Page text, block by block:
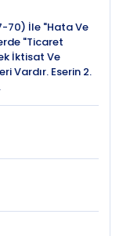
70) İle "Hata Ve
"Ticaret
İktisat Ve
Vardır. Eserin 2.